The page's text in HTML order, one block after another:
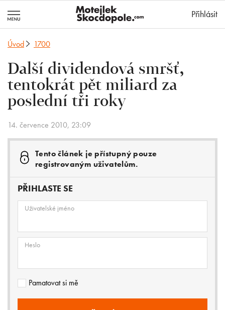
Přihlásit
Úvod 1700
Další dividendová smršť,
tentokrát pět miliard za
poslední tři roky
14. července 2010, 23:09
Tento článek je přístupný pouze
registrovaným uživatelům.
PŘIHLASTE SE
Uživatelské jméno
Heslo
Pamatovat si mě